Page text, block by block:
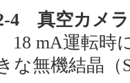
4 真空カメ
18 mA運転時
な無機結晶（